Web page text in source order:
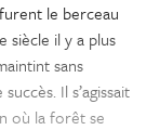
le berceau
siècle il y a plus
sans
Il s’agissait
où la forêt se